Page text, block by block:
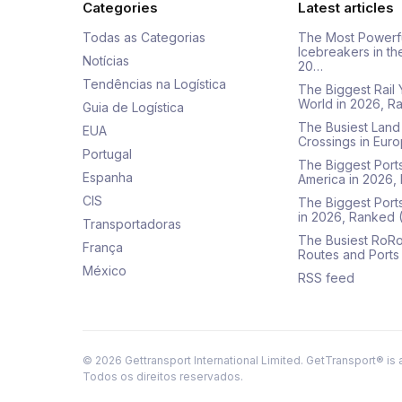
Categories
Todas as Categorias
Notícias
Tendências na Logística
Guia de Logística
EUA
Portugal
Espanha
CIS
Transportadoras
França
México
Latest articles
The Most
Icebreakers in
20…
The Biggest Rail
World in 2026,
The Busiest
Crossings in
The Biggest
America in 2026,
The Biggest
in 2026, Ranked
The Busiest
Routes and
RSS feed
© 2026 Gettransport International Limited. GetTransport®
Todos os direitos reservados.